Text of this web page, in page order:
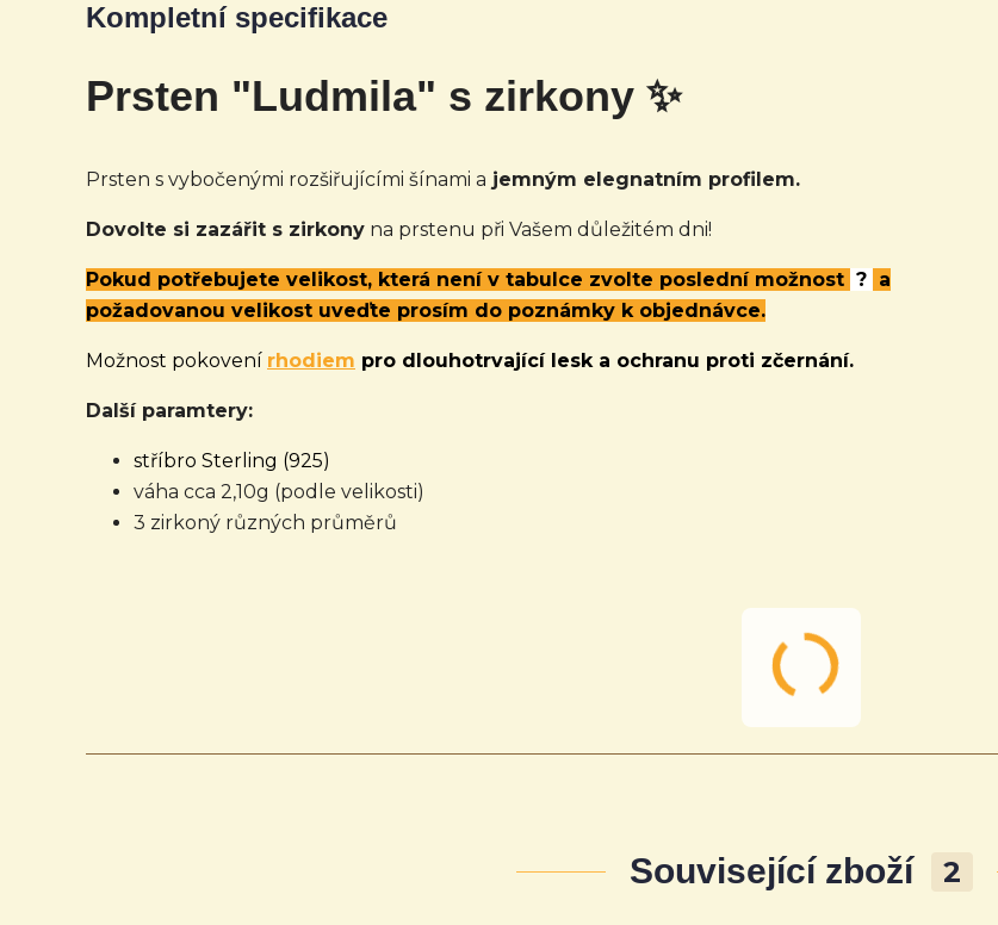
Kompletní specifikace
Prsten "Ludmila" s zirkony ✨
Prsten s vybočenými rozšiřujícími šínami a jemným elegnatním profilem.
Dovolte si zazářit s zirkony na prstenu při Vašem důležitém dni!
Pokud potřebujete velikost, která není v tabulce zvolte poslední možnost ? a
požadovanou velikost uveďte prosím do poznámky k objednávce.
Možnost pokovení rhodiem pro dlouhotrvající lesk a ochranu proti zčernání.
Další paramtery:
stříbro Sterling (925)
váha cca 2,10g (podle velikosti)
3 zirkoný různých průměrů
Související zboží 2